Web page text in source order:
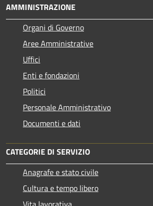
AMMINISTRAZIONE
Organi di Governo
Aree Amministrative
Uffici
Enti e fondazioni
Politici
Personale Amministrativo
Documenti e dati
CATEGORIE DI SERVIZIO
Anagrafe e stato civile
Cultura e tempo libero